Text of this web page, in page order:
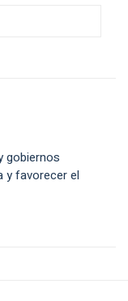
gobiernos
y favorecer el